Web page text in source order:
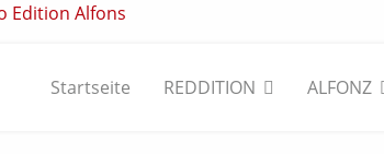
Startseite REDDITION ALFONZ